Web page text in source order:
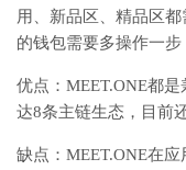
用、新品区、精品区
的钱包需要多操作一步
优点：MEET.ONE都
达8条主链生态，目前
缺点：MEET.ONE在